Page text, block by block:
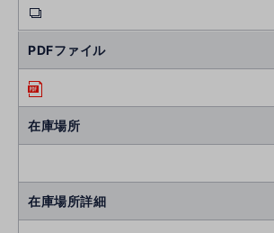
PDFファイル
在庫場所
在庫場所詳細